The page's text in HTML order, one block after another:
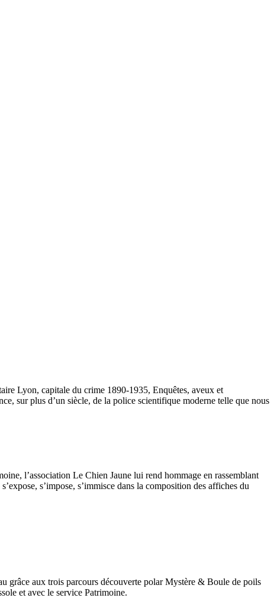
Lyon, capitale du crime 1890-1935, Enquêtes, aveux et
sur plus d’un siècle, de la police scientifique moderne telle que nous
l’association Le Chien Jaune lui rend hommage en rassemblant
s’impose, s’immisce dans la composition des affiches du
grâce aux trois parcours découverte polar Mystère & Boule de poils
et avec le service Patrimoine.